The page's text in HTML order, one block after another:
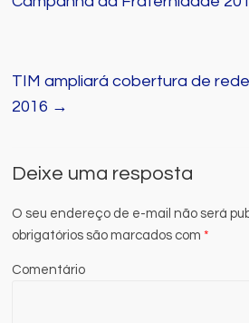
TIM ampliará cobertura de
2016 →
Deixe uma resposta
O seu endereço de e-mail não será
obrigatórios são marcados com*
Comentário